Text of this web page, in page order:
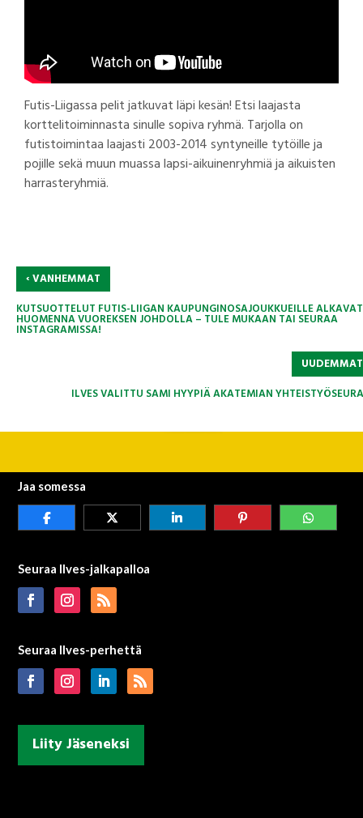
Futis-Liigassa pelit jatkuvat läpi kesän! Etsi laajasta
korttelitoiminnasta sinulle sopiva ryhmä. Tarjolla on
futistoimintaa laajasti 2003-2014 syntyneille tytöille ja
pojille sekä muun muassa lapsi-aikuinenryhmiä ja aikuisten
harrasteryhmiä.
‹VANHEMMAT
KUTSUOTTELUT FUTIS-LIIGAN KAUPUNGINOSAJOUKKUEILLE ALKAVAT
HUOMENNA VUOREKSEN JOHDOLLA – TULE MUKAAN TAI SEURAA
INSTAGRAMISSA!
ILVES VALITTU SAMI HYYPIÄ AKATEMIAN
Jaa somessa
Seuraa Ilves-jalkapalloa
Seuraa Ilves-perhettä
Liity Jäseneksi